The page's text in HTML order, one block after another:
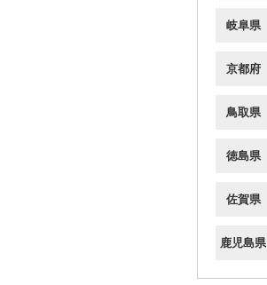
岐阜県
京都府
鳥取県
徳島県
佐賀県
鹿児島県